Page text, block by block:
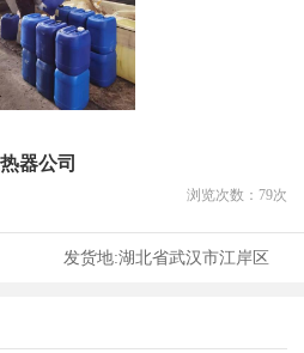
器公司
浏览次数： 79次
发货地:湖北省武汉市江岸区